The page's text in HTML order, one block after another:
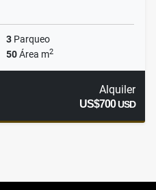
3 Parqueo
50Área m2
Alquiler
US$700USD